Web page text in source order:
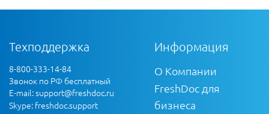
Техподдержка
8-800-333-14-84
Звонок по РФ бесплатный
E-mail:support@freshdoc.ru
Skype: freshdoc.support
Информация
О Компании
FreshDoc для
бизнеса